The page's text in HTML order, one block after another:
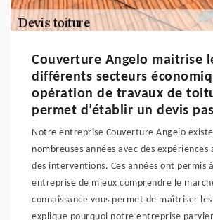
Couverture Angelo maitrise
différents secteurs
opération de travaux de
permet d’établir un devis
Notre entreprise Couverture Angelo
nombreuses années avec des expériences
des interventions. Ces années ont permis
entreprise de mieux comprendre le
connaissance vous permet de maîtriser
explique pourquoi notre entreprise